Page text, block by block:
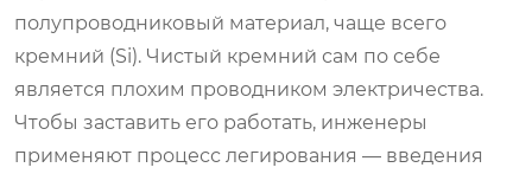
полупроводниковый материал, чаще всего
кремний (Si). Чистый кремний сам по себе
является плохим проводником электричества.
Чтобы заставить его работать, инженеры
применяют процесс легирования — введения